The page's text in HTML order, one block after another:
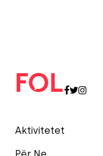
Aktivitetet